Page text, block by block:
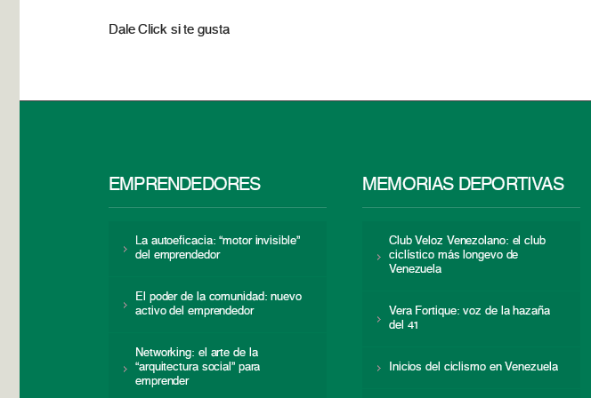
Dale Click si te gusta
EMPRENDEDORES
La autoeficacia: “motor invisible”
del emprendedor
El poder de la comunidad: nuevo
activo del emprendedor
Networking: el arte de la
“arquitectura social” para
emprender
MEMORIAS DEPORTIVAS
Club Veloz Venezolano: el club
ciclístico más longevo de
Venezuela
Vera Fortique: voz de la hazaña
del 41
Inicios del ciclismo en Venezuela